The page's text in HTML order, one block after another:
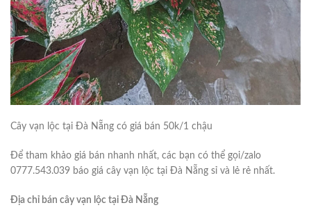
Cây vạn lộc tại Đà Nẵng có giá bán 50k/1 chậu
Để tham khảo giá bán nhanh nhất, các bạn có thể gọi/zalo
0777.543.039 báo giá cây vạn lộc tại Đà Nẵng sỉ và lẻ rẻ nhất.
Địa chỉ bán cây vạn lộc tại Đà Nẵng